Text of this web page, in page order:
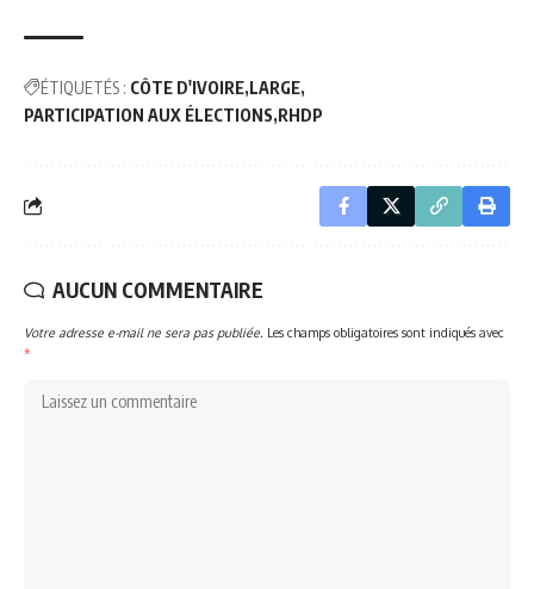
ÉTIQUETÉS : CÔTE D'IVOIRE LARGE
PARTICIPATION AUX ÉLECTIONS RHDP
AUCUN COMMENTAIRE
Votre adresse e-mail ne sera pas publiée. Les champs obligatoires sont indiqués avec
*